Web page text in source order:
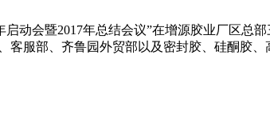
会暨2017年总结会议”在增源胶业厂区总部
服部、齐鲁园外贸部以及密封胶、硅酮胶